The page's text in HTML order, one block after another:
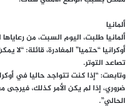
ألمانيا
ألمانيا طلبت، اليوم السبت، من
أوكرانيا “حتميا” المغادرة، قائلة: “لا
تصاعد التوتر.
وتابعت: “إذا كنت تتواجد حاليا في
ضروري، إذا لم يكن الأمر كذلك، فيرجى
الحالي”.